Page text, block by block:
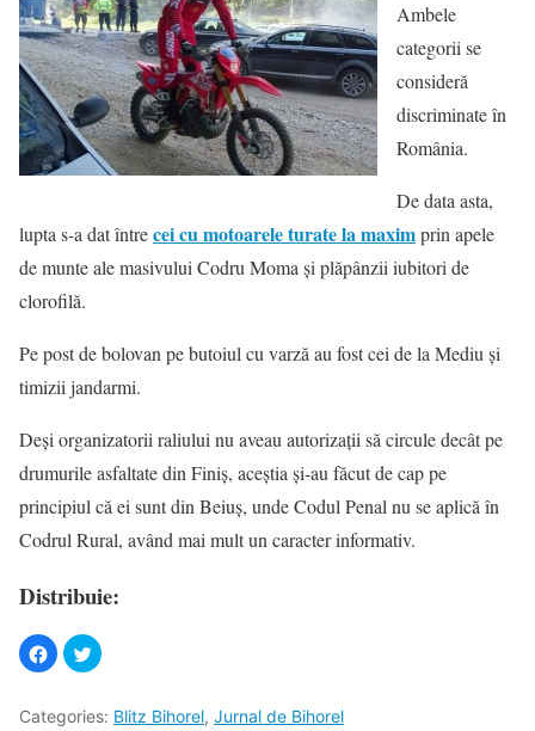
Ambele
categorii se
consideră
discriminate în
România.
De data asta,
lupta s-a dat întrecei cu motoarele turate la maximprin apele
de munte ale masivului Codru Moma şi plăpânzii iubitori de
clorofilă.
Pe post de bolovan pe butoiul cu varză au fost cei de la Mediu şi
timizii jandarmi.
Deşi organizatorii raliului nu aveau autorizaţii să circule decât pe
drumurile asfaltate din Finiş, aceştia şi-au făcut de cap pe
principiul că ei sunt din Beiuş, unde Codul Penal nu se aplică în
Codrul Rural, având mai mult un caracter informativ.
Distribuie:
Categories: Blitz Bihorel, Jurnal de Bihorel